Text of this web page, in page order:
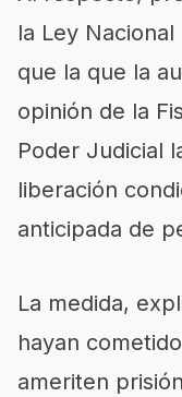
la Ley
que la que la
opinión de la
Poder Judicial
liberación
anticipada de
La medida,
hayan
ameriten